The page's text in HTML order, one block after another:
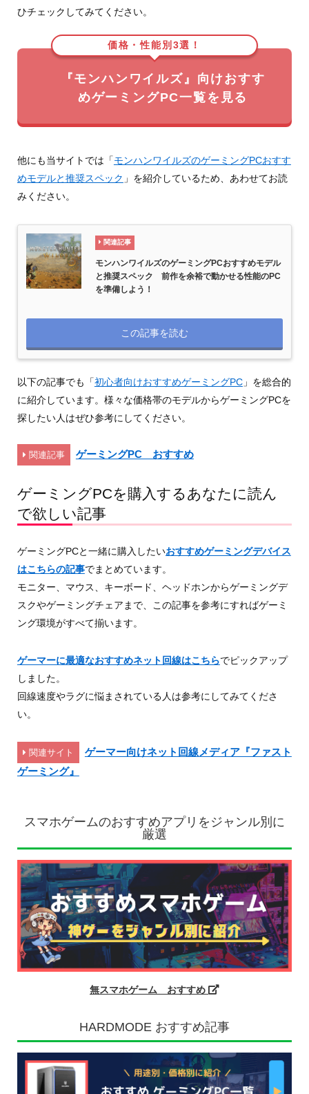
ひチェックしてみてください。
価格・性能別3選！
『モンハンワイルズ』向けおすす
めゲーミングPC一覧を見る
他にも当サイトでは「モンハンワイルズのゲーミングPCおすす
めモデルと推奨スペック 」を紹介しているため、あわせてお読
みください。
関連記事
モンハンワイルズのゲーミングPCおすすめモデル
と推奨スペック 前作を余裕で動かせる性能のPC
を準備しよう！
この記事を読む
以下の記事でも「初心者向けおすすめゲーミングPC」を総合的
に紹介しています。様々な価格帯のモデルからゲーミングPCを
探したい人はぜひ参考にしてください。
関連記事 ゲーミングPC おすすめ
ゲーミングPCを購入するあなたに読ん
で欲しい記事
ゲーミングPCと一緒に購入したいおすすめゲーミングデバイス
はこちらの記事でまとめています。
モニター、マウス、キーボード、ヘッドホンからゲーミングデ
スクやゲーミングチェアまで、この記事を参考にすればゲーミ
ング環境がすべて揃います。
ゲーマーに最適なおすすめネット回線はこちらでピックアップ
しました。
回線速度やラグに悩まされている人は参考にしてみてくださ
い。
関連サイト
ゲーマー向けネット回線メディア『ファスト
ゲーミング』
スマホゲームのおすすめアプリをジャンル別に
厳選
無スマホゲーム おすすめ
HARDMODE おすすめ記事